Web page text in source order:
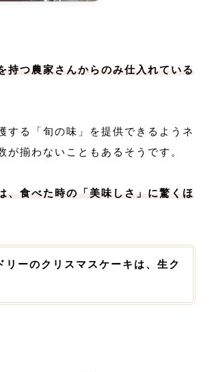
持つ農家さんからのみ仕入れている
する「旬の味」を提供できるようネ
揃わないこともあるそうです。
、食べた時の「美味しさ」に驚くほ
ーのクリスマスケーキは、生ク